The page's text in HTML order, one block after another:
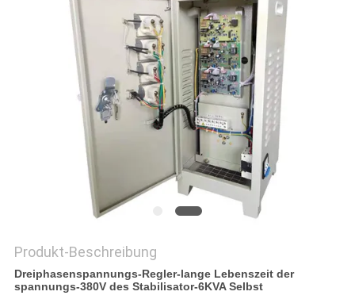
SEITENVERZEICHNIS
DATENSCHUTZ-
BESTIMMUNGEN
Produkt-Beschreibung
Dreiphasenspannungs-Regler-lange Lebenszeit der
spannungs-380V des Stabilisator-6KVA Selbst